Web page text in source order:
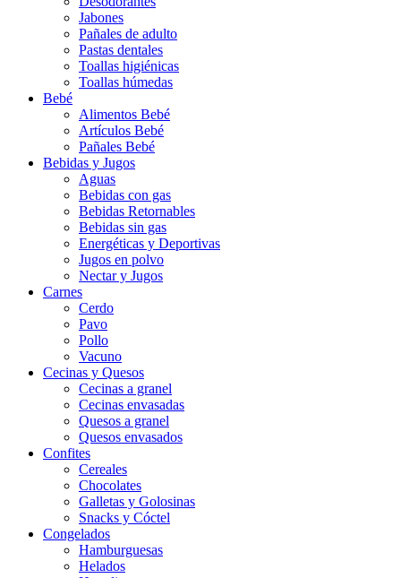
Jabones
Pañales de adulto
Pastas dentales
Toallas higiénicas
Toallas húmedas
Bebé
Alimentos Bebé
Artículos Bebé
Pañales Bebé
Bebidas y Jugos
Aguas
Bebidas con gas
Bebidas Retornables
Bebidas sin gas
Energéticas y Deportivas
Jugos en polvo
Nectar y Jugos
Carnes
Cerdo
Pavo
Pollo
Vacuno
Cecinas y Quesos
Cecinas a granel
Cecinas envasadas
Quesos a granel
Quesos envasados
Confites
Cereales
Chocolates
Galletas y Golosinas
Snacks y Cóctel
Congelados
Hamburguesas
Helados